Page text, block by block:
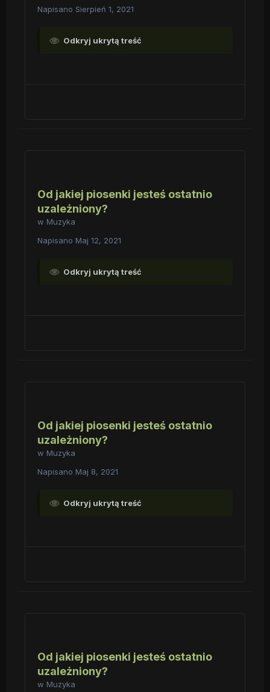
Napisano Sierpień 1, 2021
Odkryj ukrytą treść
Od jakiej piosenki jesteś ostatnio
uzależniony?
w Muzyka
Napisano Maj 12, 2021
Odkryj ukrytą treść
Od jakiej piosenki jesteś ostatnio
uzależniony?
w Muzyka
Napisano Maj 8, 2021
Odkryj ukrytą treść
Od jakiej piosenki jesteś ostatnio
uzależniony?
w Muzyka